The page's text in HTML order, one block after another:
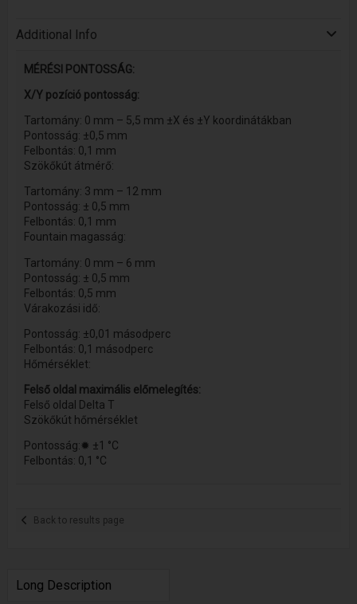
Additional Info
MÉRÉSI PONTOSSÁG:
X/Y pozíció pontosság:​
Tartomány: 0 mm – 5,5 mm ±X és ±Y koordinátákban​
Pontosság: ±0,5 mm​
Felbontás: 0,1 mm
Szökőkút átmérő:
Tartomány: 3 mm – 12 mm​
Pontosság: ± 0,5 mm
Felbontás: 0,1 mm
Fountain magasság:
Tartomány: 0 mm – 6 mm
Pontosság: ± 0,5 mm
Felbontás: 0,5 mm
Várakozási idő:
Pontosság: ±0,01 másodperc
Felbontás: 0,1 másodperc
Hőmérséklet:
Felső oldal maximális előmelegítés:
Felső oldal Delta T
Szökőkút hőmérséklet
Pontosság:✹ ±1 °C
Felbontás: 0,1 °C
Back to results page
Long Description